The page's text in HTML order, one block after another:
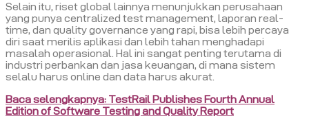
Selain itu, riset global lainnya menunjukkan perusahaan
yang punya centralized test management, laporan real-
time, dan quality governance yang rapi, bisa lebih percaya
diri saat merilis aplikasi dan lebih tahan menghadapi
masalah operasional. Hal ini sangat penting terutama di
industri perbankan dan jasa keuangan, di mana sistem
selalu harus online dan data harus akurat.
Baca selengkapnya: TestRail Publishes Fourth Annual
Edition of Software Testing and Quality Report